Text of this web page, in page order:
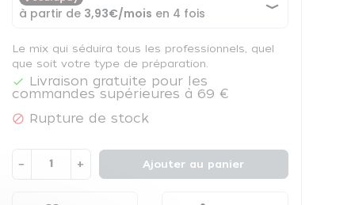
Le mix qui séduira tous les professionnels, quel
que soit votre type de préparation.

Livraison gratuite pour les
commandes supérieures à 69 €
 Rupture de stock
− + Ajouter au panier